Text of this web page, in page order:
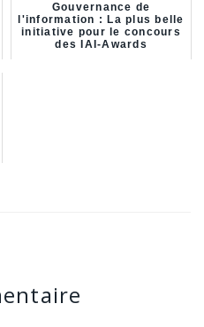
Gouvernance de
l'information : La plus belle
initiative pour le concours
des IAI-Awards